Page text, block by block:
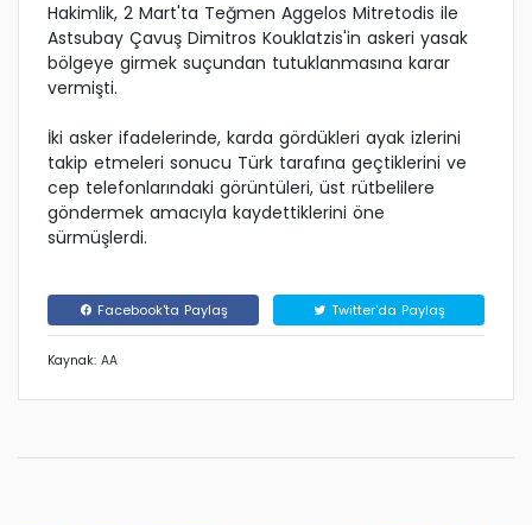
Hakimlik, 2 Mart'ta Teğmen Aggelos Mitretodis ile
Astsubay Çavuş Dimitros Kouklatzis'in askeri yasak
bölgeye girmek suçundan tutuklanmasına karar
vermişti.
İki asker ifadelerinde, karda gördükleri ayak izlerini
takip etmeleri sonucu Türk tarafına geçtiklerini ve
cep telefonlarındaki görüntüleri, üst rütbelilere
göndermek amacıyla kaydettiklerini öne
sürmüşlerdi.
Facebook'ta Paylaş Twitter'da Paylaş
Kaynak: AA